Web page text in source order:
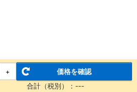
+
価格を確認
合計（税別）： ---